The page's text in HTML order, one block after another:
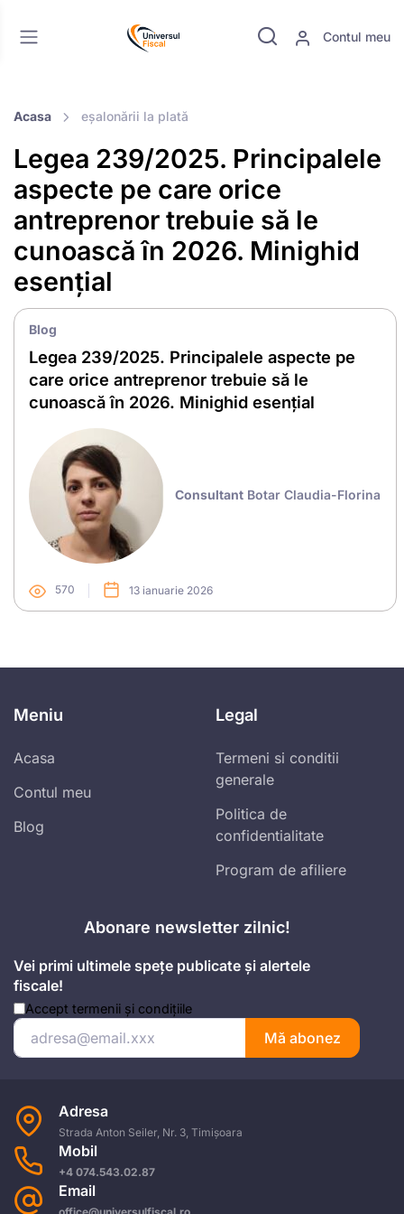
Contul meu
Acasa eșalonării la plată
Legea 239/2025. Principalele
aspecte pe care orice
antreprenor trebuie să le
cunoască în 2026. Minighid
esențial
Blog
Legea 239/2025. Principalele aspecte pe
care orice antreprenor trebuie să le
cunoască în 2026. Minighid esențial
Consultant Botar Claudia-Florina
570 13 ianuarie 2026
Meniu
Acasa
Contul meu
Blog
Legal
Termeni si conditii
generale
Politica de
confidentialitate
Program de afiliere
Abonare newsletter zilnic!
Vei primi ultimele spețe publicate și alertele
fiscale!
Accept termenii și condițiile
Mă abonez
Adresa
Strada Anton Seiler, Nr. 3, Timișoara
Mobil
+4 074.543.02.87
Email